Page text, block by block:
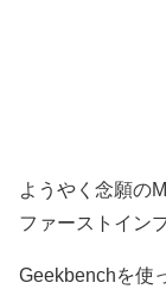
ようやく念願の
ファーストイン
Geekbenchを使